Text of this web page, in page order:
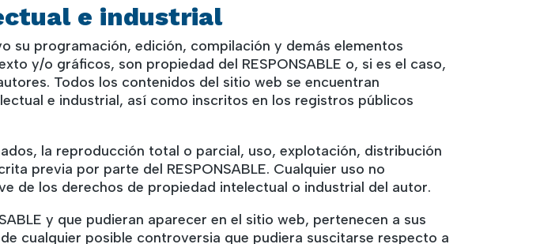
e industrial
su programación, edición, compilación y demás elementos
y/o gráficos, son propiedad del RESPONSABLE o, si es el caso,
Todos los contenidos del sitio web se encuentran
e industrial, así como inscritos en los registros públicos
la reproducción total o parcial, uso, explotación, distribución
previa por parte del RESPONSABLE. Cualquier uso no
de los derechos de propiedad intelectual o industrial del autor.
y que pudieran aparecer en el sitio web, pertenecen a sus
cualquier posible controversia que pudiera suscitarse respecto a